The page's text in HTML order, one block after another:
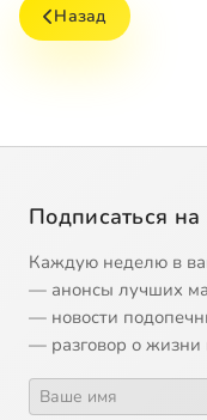
Назад
Подписаться
Каждую неделю в
— анонсы лучших
— новости
— разговор о жизни